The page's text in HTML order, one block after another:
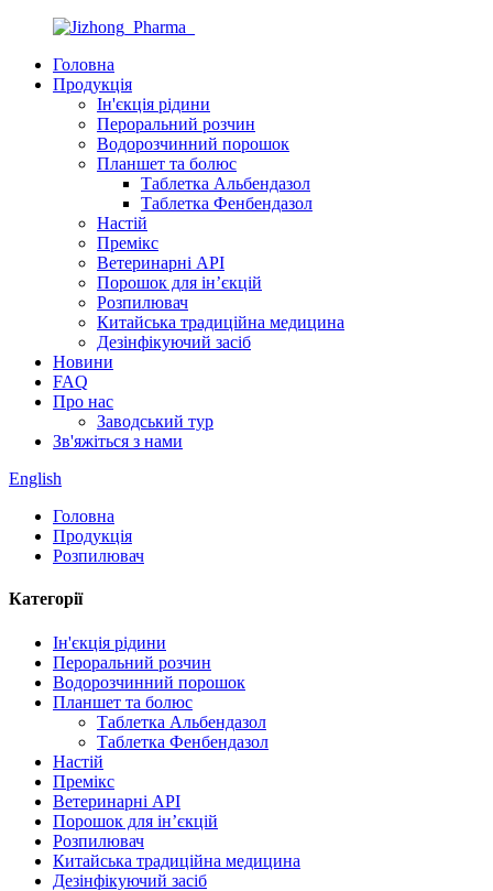
Головна
Продукція
Ін'єкція рідини
Пероральний розчин
Водорозчинний порошок
Планшет та болюс
Таблетка Альбендазол
Таблетка Фенбендазол
Настій
Премікс
Ветеринарні API
Порошок для ін’єкцій
Розпилювач
Китайська традиційна медицина
Дезінфікуючий засіб
Новини
FAQ
Про нас
Заводський тур
Зв'яжіться з нами
English
Головна
Продукція
Розпилювач
Категорії
Ін'єкція рідини
Пероральний розчин
Водорозчинний порошок
Планшет та болюс
Таблетка Альбендазол
Таблетка Фенбендазол
Настій
Премікс
Ветеринарні API
Порошок для ін’єкцій
Розпилювач
Китайська традиційна медицина
Дезінфікуючий засіб